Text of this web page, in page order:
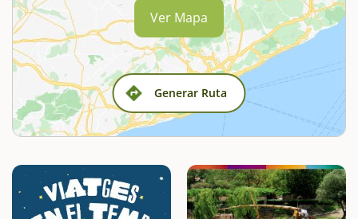
Generar Ruta
Ver Mapa